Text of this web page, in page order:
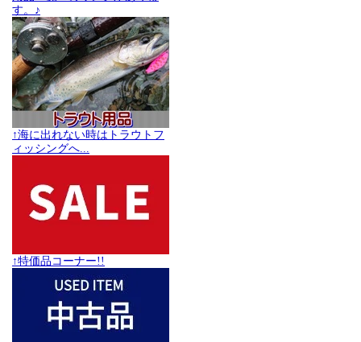
す。♪
↑海に出れない時はトラウトフ
ィッシングへ...
↑特価品コーナー!!